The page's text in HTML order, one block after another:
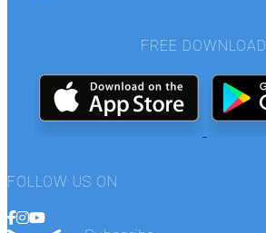
FREE DOWNLOAD
FOLLOW US ON